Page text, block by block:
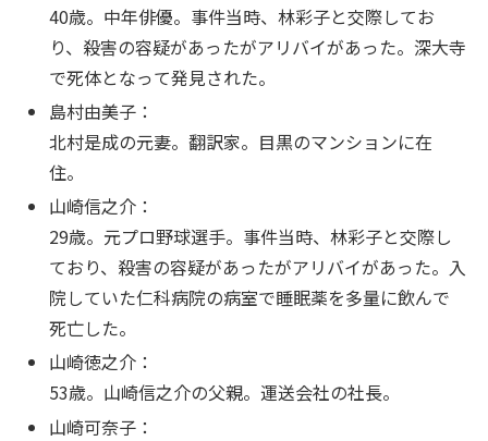
40歳。中年俳優。事件当時、林彩子と交際してお
り、殺害の容疑があったがアリバイがあった。深大寺
で死体となって発見された。
島村由美子：
北村是成の元妻。翻訳家。目黒のマンションに在
住。
山崎信之介：
29歳。元プロ野球選手。事件当時、林彩子と交際し
ており、殺害の容疑があったがアリバイがあった。入
院していた仁科病院の病室で睡眠薬を多量に飲んで
死亡した。
山崎徳之介：
53歳。山崎信之介の父親。運送会社の社長。
山崎可奈子：